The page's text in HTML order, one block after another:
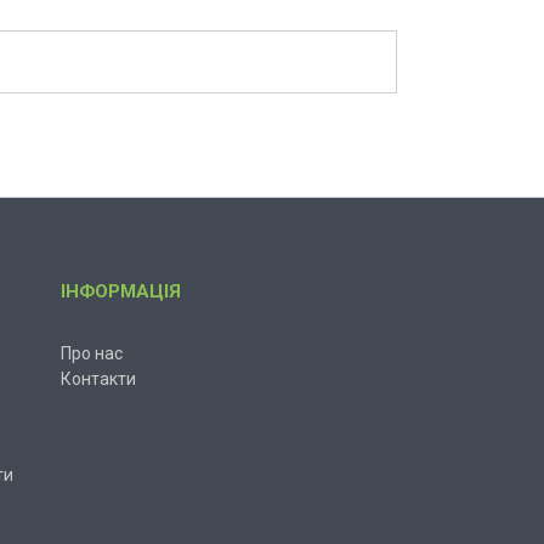
ІНФОРМАЦІЯ
Про нас
Контакти